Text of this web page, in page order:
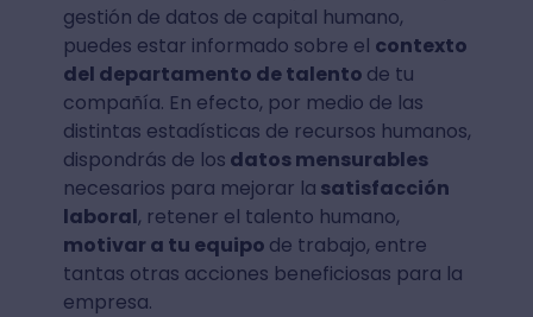
gestión de datos de capital humano,
puedes estar informado sobre el contexto
del departamento de talento de tu
compañía. En efecto, por medio de las
distintas estadísticas de recursos humanos,
dispondrás de los datos mensurables
necesarios para mejorar la satisfacción
laboral, retener el talento humano,
motivar a tu equipo de trabajo, entre
tantas otras acciones beneficiosas para la
empresa.